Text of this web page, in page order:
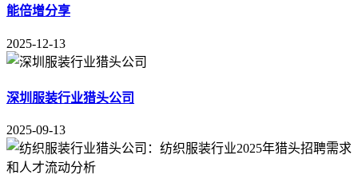
能倍增分享
2025-12-13
深圳服装行业猎头公司
2025-09-13